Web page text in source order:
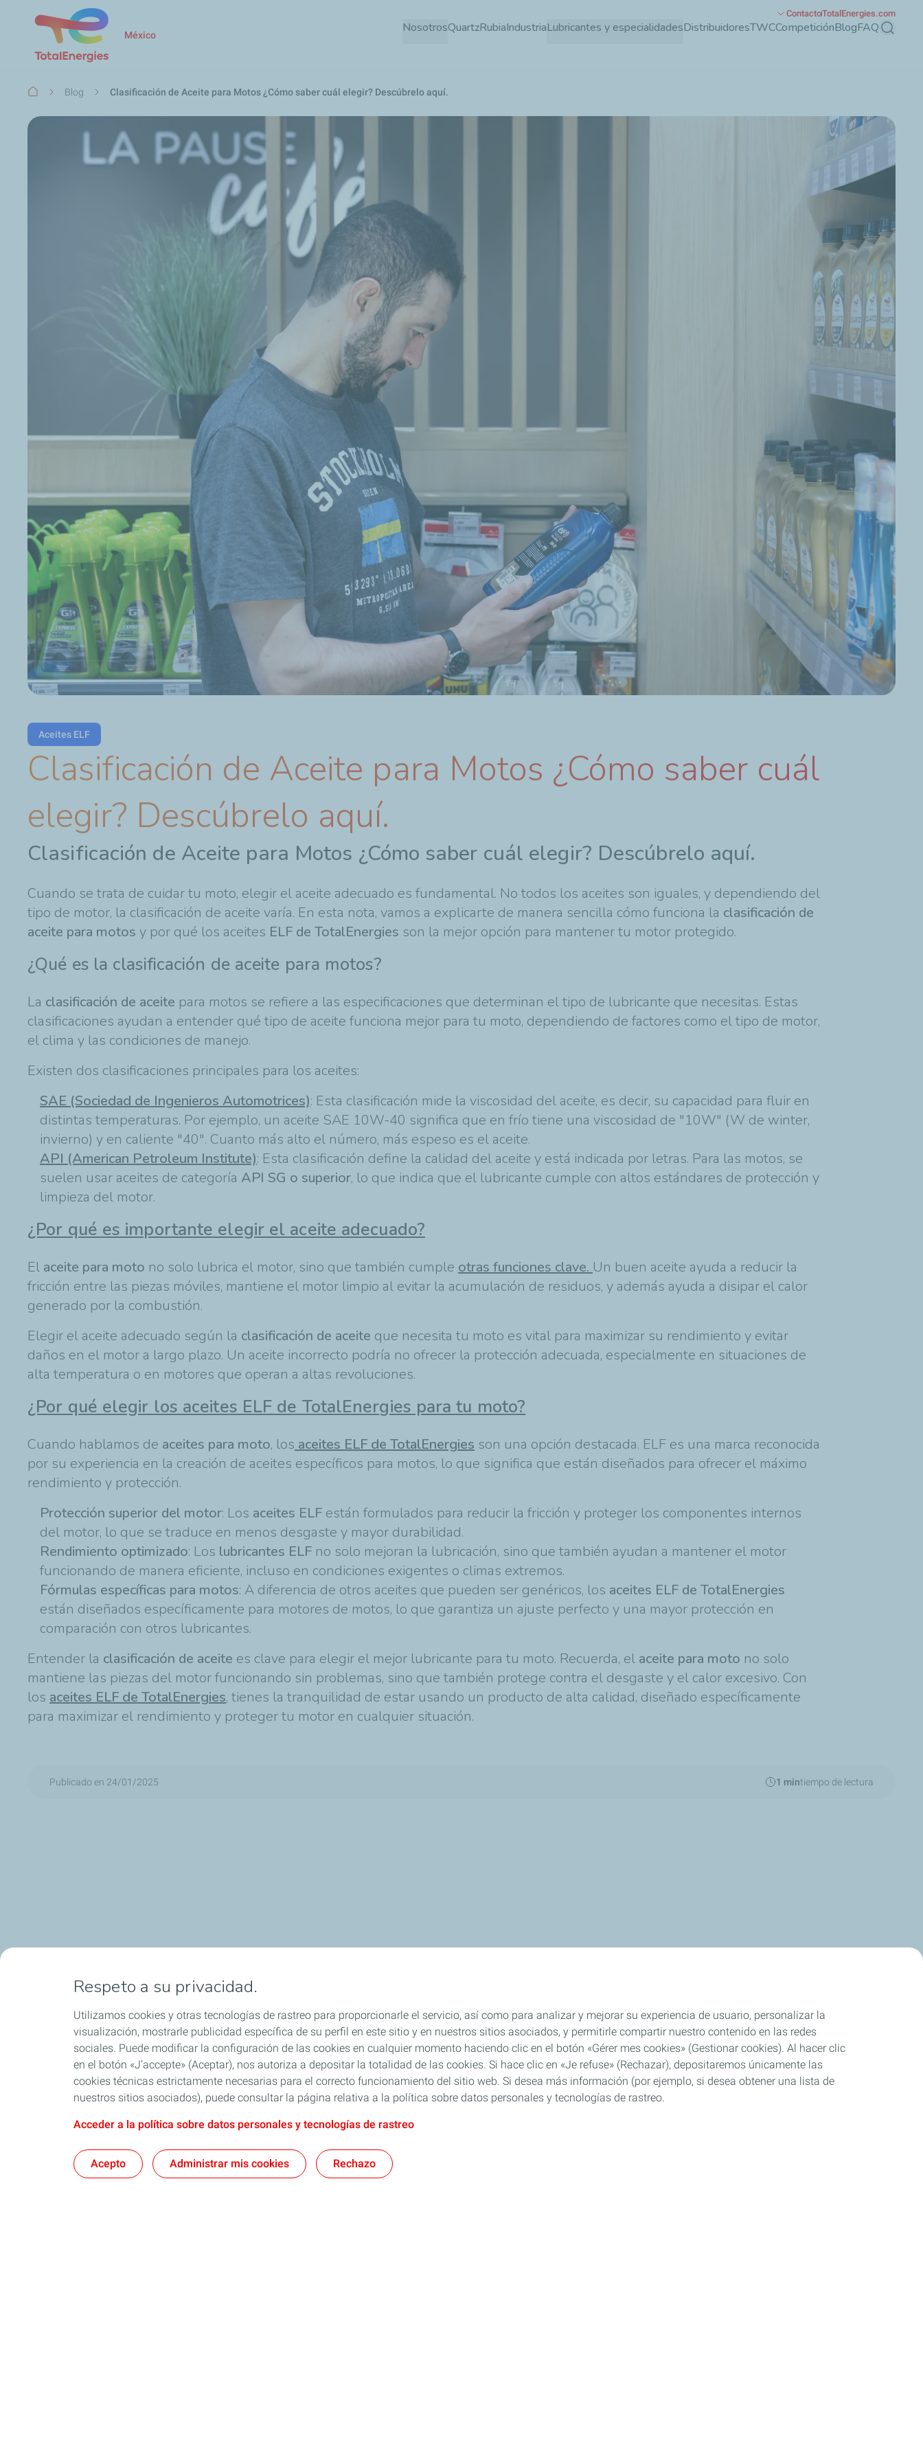
Pasar
México NosotrosQuartzRubiaIndustriaLubricantes y especialidadesDistribuidoresTWCCompeticiónBlogFAQ Buscar
ContactoTotalEnergies.com
Ruta
navegación
Blog Clasificación de Aceite para Motos ¿Cómo saber cuál elegir? Descúbrelo aquí.
Aceites ELF
Clasificación de Aceite para Motos ¿Cómo saber cuál
elegir? Descúbrelo aquí.
Clasificación de Aceite para Motos ¿Cómo saber cuál elegir? Descúbrelo aquí.
Cuando se trata de cuidar tu moto, elegir el aceite adecuado es fundamental. No todos los aceites son iguales, y dependiendo del
tipo de motor, la clasificación de aceite varía. En esta nota, vamos a explicarte de manera sencilla cómo funciona la clasificación de
aceite para motos y por qué los aceites ELF de TotalEnergies son la mejor opción para mantener tu motor protegido.
¿Qué es la clasificación de aceite para motos?
La clasificación de aceite para motos se refiere a las especificaciones que determinan el tipo de lubricante que necesitas. Estas
clasificaciones ayudan a entender qué tipo de aceite funciona mejor para tu moto, dependiendo de factores como el tipo de motor,
el clima y las condiciones de manejo.
Existen dos clasificaciones principales para los aceites:
SAE (Sociedad de Ingenieros Automotrices): Esta clasificación mide la viscosidad del aceite, es decir, su capacidad para fluir en
distintas temperaturas. Por ejemplo, un aceite SAE 10W-40 significa que en frío tiene una viscosidad de "10W" (W de winter,
invierno) y en caliente "40". Cuanto más alto el número, más espeso es el aceite.
API (American Petroleum Institute): Esta clasificación define la calidad del aceite y está indicada por letras. Para las motos, se
suelen usar aceites de categoría API SG o superior, lo que indica que el lubricante cumple con altos estándares de protección y
limpieza del motor.
¿Por qué es importante elegir el aceite adecuado?
El aceite para moto no solo lubrica el motor, sino que también cumple otras funciones clave. Un buen aceite ayuda a reducir la
fricción entre las piezas móviles, mantiene el motor limpio al evitar la acumulación de residuos, y además ayuda a disipar el calor
generado por la combustión.
Elegir el aceite adecuado según la clasificación de aceite que necesita tu moto es vital para maximizar su rendimiento y evitar
daños en el motor a largo plazo. Un aceite incorrecto podría no ofrecer la protección adecuada, especialmente en situaciones de
alta temperatura o en motores que operan a altas revoluciones.
¿Por qué elegir los aceites ELF de TotalEnergies para tu moto?
Cuando hablamos de aceites para moto, los aceites ELF de TotalEnergies son una opción destacada. ELF es una marca reconocida
por su experiencia en la creación de aceites específicos para motos, lo que significa que están diseñados para ofrecer el máximo
rendimiento y protección.
Protección superior del motor: Los aceites ELF están formulados para reducir la fricción y proteger los componentes internos
del motor, lo que se traduce en menos desgaste y mayor durabilidad.
Rendimiento optimizado: Los lubricantes ELF no solo mejoran la lubricación, sino que también ayudan a mantener el motor
funcionando de manera eficiente, incluso en condiciones exigentes o climas extremos.
Fórmulas específicas para motos: A diferencia de otros aceites que pueden ser genéricos, los aceites ELF de TotalEnergies
están diseñados específicamente para motores de motos, lo que garantiza un ajuste perfecto y una mayor protección en
comparación con otros lubricantes.
Entender la clasificación de aceite es clave para elegir el mejor lubricante para tu moto. Recuerda, el aceite para moto no solo
mantiene las piezas del motor funcionando sin problemas, sino que también protege contra el desgaste y el calor excesivo. Con
los aceites ELF de TotalEnergies, tienes la tranquilidad de estar usando un producto de alta calidad, diseñado específicamente
para maximizar el rendimiento y proteger tu motor en cualquier situación.
Publicado en 24/01/2025 1 mintiempo de lectura
Respeto a su privacidad.
Utilizamos cookies y otras tecnologías de rastreo para proporcionarle el servicio, así como para analizar y mejorar su experiencia de usuario, personalizar la
visualización, mostrarle publicidad específica de su perfil en este sitio y en nuestros sitios asociados, y permitirle compartir nuestro contenido en las redes
sociales. Puede modificar la configuración de las cookies en cualquier momento haciendo clic en el botón «Gérer mes cookies» (Gestionar cookies). Al hacer clic
en el botón «J’accepte» (Aceptar), nos autoriza a depositar la totalidad de las cookies. Si hace clic en «Je refuse» (Rechazar), depositaremos únicamente las
cookies técnicas estrictamente necesarias para el correcto funcionamiento del sitio web. Si desea más información (por ejemplo, si desea obtener una lista de
nuestros sitios asociados), puede consultar la página relativa a la política sobre datos personales y tecnologías de rastreo.
Acceder a la política sobre datos personales y tecnologías de rastreo
Acepto Administrar mis cookies Rechazo